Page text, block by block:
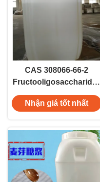
CAS 308066-66-2
Fructooligosaccharides
FOS Oligofructose
Syrus L85 55% 90%
Nhận giá tốt nhất